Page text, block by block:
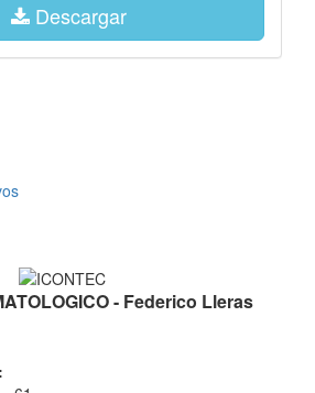
Descargar
- Federico Lleras